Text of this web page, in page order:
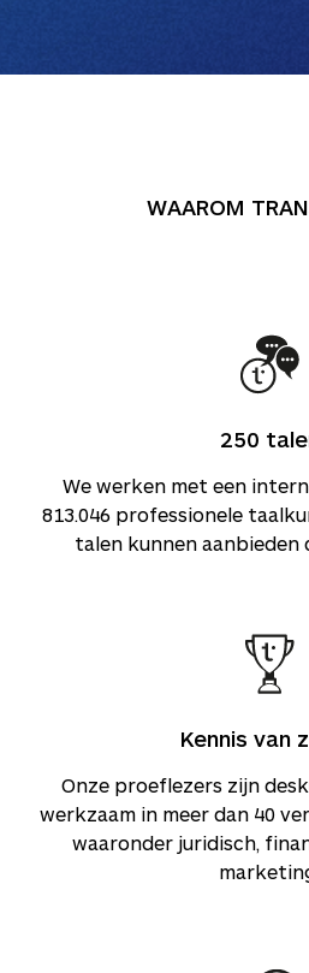
WAAROM
250
We werken met een
813.046professionele
talen kunnen aanbieden
Kennis van
Onze proeflezers zijn
werkzaam in meer dan 40
waaronder juridisch,